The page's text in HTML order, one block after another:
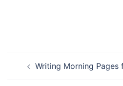
Writing Morning